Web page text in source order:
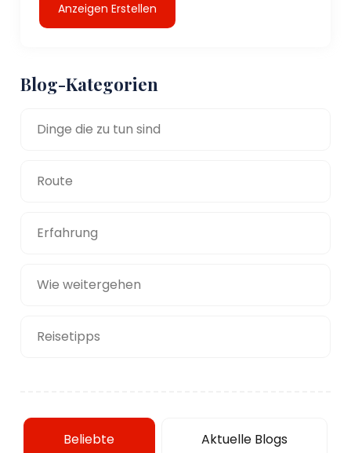
Anzeigen Erstellen
Blog-Kategorien
Dinge die zu tun sind
Route
Erfahrung
Wie weitergehen
Reisetipps
Beliebte Aktuelle Blogs